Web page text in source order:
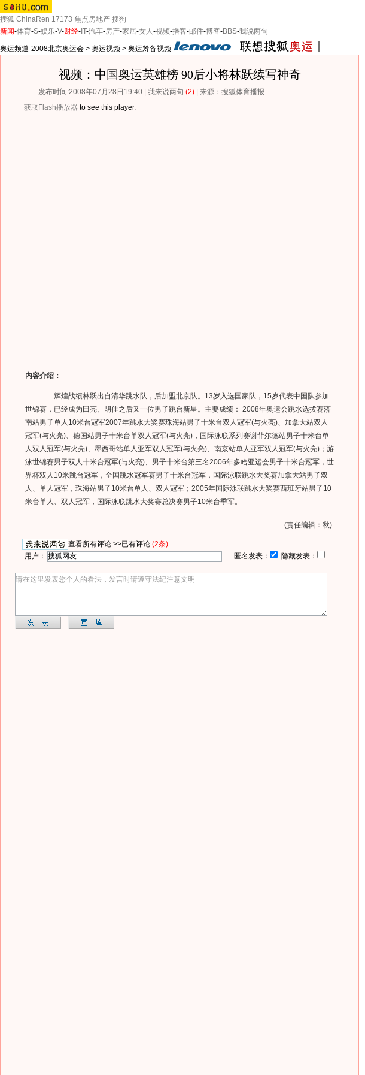
搜狐 ChinaRen 17173 焦点房地产 搜狗
新闻-体育-S-娱乐-V-财经- IT-汽车-房产-家居-女人-视频-播客-邮件-博客-BBS-我说两句
奥运频道-2008北京奥运会 > 奥运视频 > 奥运筹备视频
视频：中国奥运英雄榜 90后小将林跃续写神奇
发布时间:2008年07月28日19:40 | 我来说两句 (2) | 来源：搜狐体育播报
获取Flash播放器 to see this player.
内容介绍：
辉煌战绩林跃出自清华跳水队，后加盟北京队。13岁入选国家队，15岁代表中国队参加
世锦赛，已经成为田亮、胡佳之后又一位男子跳台新星。主要成绩： 2008年奥运会跳水选拔赛济
南站男子单人10米台冠军2007年跳水大奖赛珠海站男子十米台双人冠军(与火亮)、加拿大站双人
冠军(与火亮)、德国站男子十米台单双人冠军(与火亮)，国际泳联系列赛谢菲尔德站男子十米台单
人双人冠军(与火亮)、墨西哥站单人亚军双人冠军(与火亮)、南京站单人亚军双人冠军(与火亮)；游
泳世锦赛男子双人十米台冠军(与火亮)、男子十米台第三名2006年多哈亚运会男子十米台冠军，世
界杯双人10米跳台冠军，全国跳水冠军赛男子十米台冠军，国际泳联跳水大奖赛加拿大站男子双
人、单人冠军，珠海站男子10米台单人、双人冠军；2005年国际泳联跳水大奖赛西班牙站男子10
米台单人、双人冠军，国际泳联跳水大奖赛总决赛男子10米台季军。
(责任编辑：秋)
查看所有评论 >>已有评论 (2条)
用户：
匿名发表： 隐藏发表：